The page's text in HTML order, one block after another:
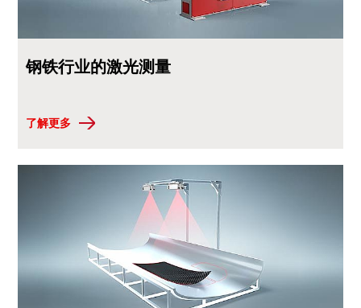
钢铁行业的激光测量
了解更多